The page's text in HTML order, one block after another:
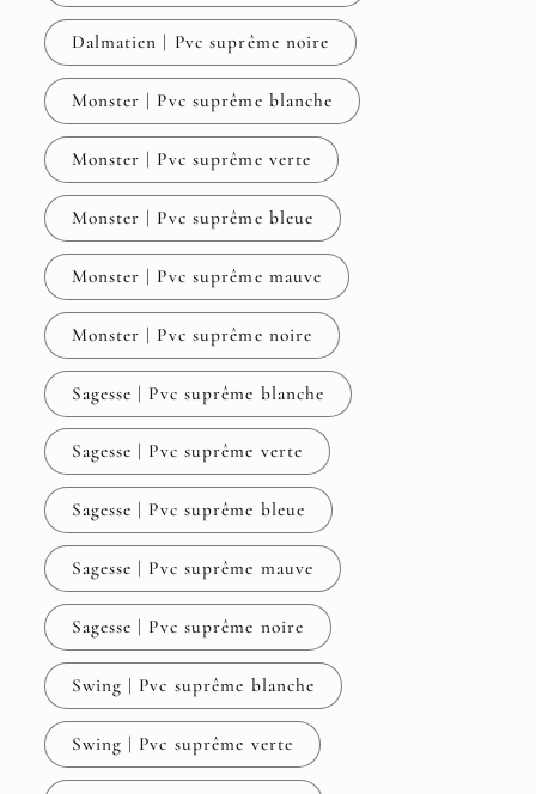
Dalmatien | Pvc suprême noire
Monster | Pvc suprême blanche
Monster | Pvc suprême verte
Monster | Pvc suprême bleue
Monster | Pvc suprême mauve
Monster | Pvc suprême noire
Sagesse | Pvc suprême blanche
Sagesse | Pvc suprême verte
Sagesse | Pvc suprême bleue
Sagesse | Pvc suprême mauve
Sagesse | Pvc suprême noire
Swing | Pvc suprême blanche
Swing | Pvc suprême verte